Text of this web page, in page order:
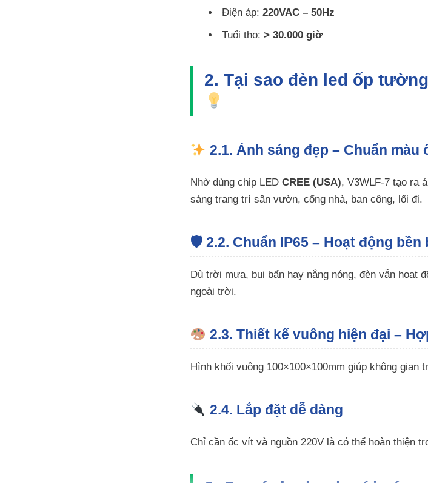
Điện áp: 220VAC – 50Hz
Tuổi thọ: > 30.000 giờ
2. Tại sao đèn led ốp
2.1. Ánh sáng đẹp – Chuẩn màu
Nhờ dùng chip LED CREE (USA), V3WLF-7 tạo ra
sáng trang trí sân vườn, cổng nhà, ban công, lối đi.
🛡 2.2. Chuẩn IP65 – Hoạt động
Dù trời mưa, bụi bẩn hay nắng nóng, đèn vẫn hoạt
ngoài trời.
2.3. Thiết kế vuông hiện đại –
Hình khối vuông 100×100×100mm giúp không
2.4. Lắp đặt dễ dàng
Chỉ cần ốc vít và nguồn 220V là có thể hoàn thiện